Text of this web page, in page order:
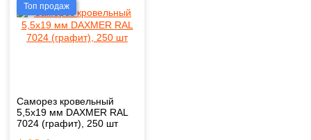
Топ продаж
Саморез кровельный
5,5х19 мм DAXMER RAL
7024 (графит), 250 шт